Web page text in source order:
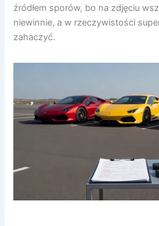
źródłem sporów, bo na zdjęciu
niewinnie, a w rzeczywistości
zahaczyć.